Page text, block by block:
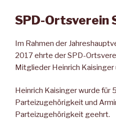
SPD-Ortsverein
Im Rahmen der
2017 ehrte der SPD-
Mitglieder Heinrich Kaisinger
Heinrich Kaisinger wurde für
Parteizugehörigkeit und
Parteizugehörigkeit geehrt.